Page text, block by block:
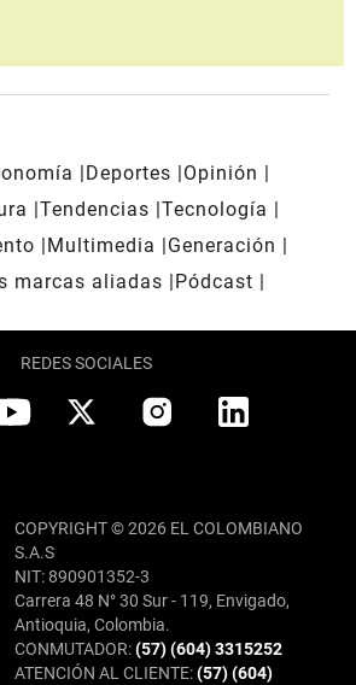
Deportes
Opinión
Tendencias Tecnología
Multimedia
Generación
marcas aliadas
Pódcast
REDES SOCIALES
COPYRIGHT © 2026 EL COLOMBIANO
S.A.S
NIT: 890901352-3
Carrera 48 N° 30 Sur - 119, Envigado,
Antioquia, Colombia.
CONMUTADOR:(57) (604) 3315252
ATENCIÓN AL CLIENTE:(57) (604)